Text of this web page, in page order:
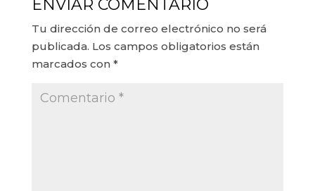
ENVIAR COMENTARIO
Tu dirección de correo electrónico no será
publicada. Los campos obligatorios están
marcados con *